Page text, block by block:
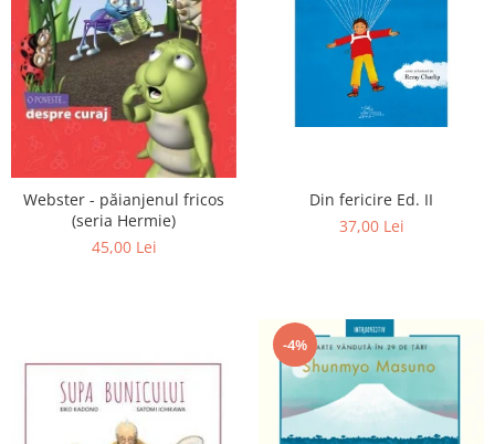
Webster - păianjenul fricos
(seria Hermie)
45,00 Lei
Din fericire Ed. II
37,00 Lei
-4%